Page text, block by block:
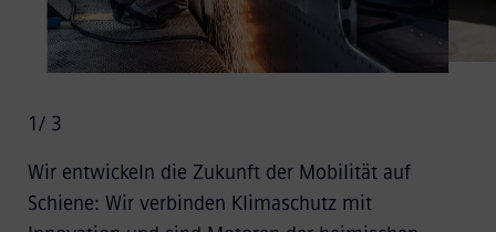
1/ 3
Wir entwickeln die Zukunft der Mobilität auf
Schiene: Wir verbinden Klimaschutz mit